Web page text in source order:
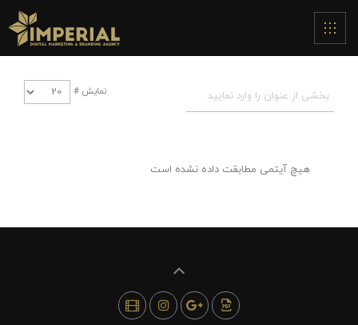
نمایش #
هیچ آیتمی مطابقت داده نشده است